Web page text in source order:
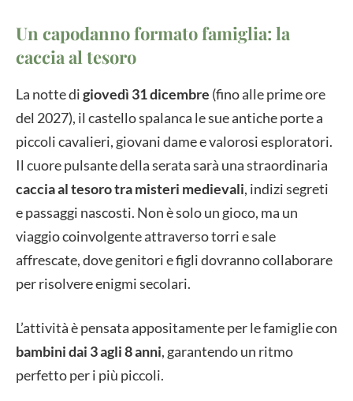
Un capodanno formato famiglia: la
caccia al tesoro
La notte digiovedì 31 dicembre (fino alle prime ore
del 2027), il castello spalanca le sue antiche porte a
piccoli cavalieri, giovani dame e valorosi esploratori.
Il cuore pulsante della serata sarà una straordinaria
caccia al tesoro tra misteri medievali, indizi segreti
e passaggi nascosti. Non è solo un gioco, ma un
viaggio coinvolgente attraverso torri e sale
affrescate, dove genitori e figli dovranno collaborare
per risolvere enigmi secolari.
L’attività è pensata appositamente per le famiglie con
bambini dai 3 agli 8 anni, garantendo un ritmo
perfetto per i più piccoli.